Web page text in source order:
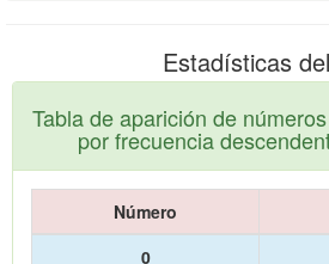
Estadísticas
Tabla de aparición de
por frecuencia
Número
0